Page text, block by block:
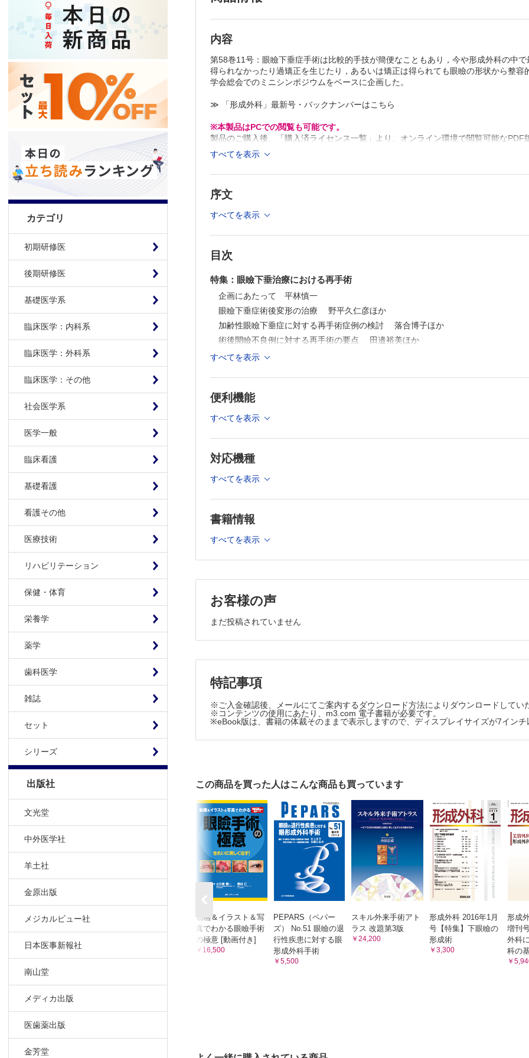
カテゴリ
初期研修医
後期研修医
基礎医学系
臨床医学：内科系
臨床医学：外科系
臨床医学：その他
社会医学系
医学一般
臨床看護
基礎看護
看護その他
医療技術
リハビリテーション
保健・体育
栄養学
薬学
歯科医学
雑誌
セット
シリーズ
出版社
文光堂
中外医学社
羊土社
金原出版
メジカルビュー社
日本医事新報社
南山堂
メディカ出版
医歯薬出版
金芳堂
内容
第58巻11号：眼瞼下垂症手術は比較的手技が簡便なこともあり，今や形成外科の中
得られなかったり過矯正を生じたり，あるいは矯正は得られても眼瞼の形状から整
学会総会でのミニシンポジウムをベースに企画した。
≫ 「形成外科」最新号・バックナンバーはこちら
※本製品はPCでの閲覧も可能です。
製品のご購入後、「購入済ライセンス一覧」より、オンライン環境で閲覧可能なPDF
推奨ブラウザ： Firefox 最新版 / Google Chrome 最新版 / Safari 最新版
すべてを表示
序文
すべてを表示
目次
特集：眼瞼下垂治療における再手術
企画にあたって 平林慎一
眼瞼下垂症術後変形の治療 野平久仁彦ほか
加齢性眼瞼下垂症に対する再手術症例の検討 落合博子ほか
術後開瞼不良例に対する再手術の要点 田邉裕美ほか
眼瞼下垂再手術の傾向とその対策 権太浩一ほか
眼瞼形成術後整容的改善手法としての眼瞼下垂手術 湯田竜司ほか
連載：形成外科NEXT─次世代の本音─
(11)兵庫医科大学 形成外科学講座 垣淵正男
原著
単回使用陰圧創傷治療システムを用いた局所陰圧閉鎖療法 柴田 大ほか
症例
被髪頭部に発生した基底細胞癌の5例 上田実幸ほか
1歳男児の下顎に発生したcentral giant cell granulomaの1例 千田大貴ほか
工夫
静脈可視化装置による下肢静脈瘤の簡易評価 伊藤 理ほか
すべてを表示
便利機能
すべてを表示
対応機種
すべてを表示
書籍情報
すべてを表示
お客様の声
まだ投稿されていません
特記事項
※ご入金確認後、メールにてご案内するダウンロード方法によりダウンロードしてい
※コンテンツの使用にあたり、m3.com 電子書籍が必要です。
※eBook版は、書籍の体裁そのままで表示しますので、ディスプレイサイズが7インチ
この商品を買った人はこんな商品も買っています
動画＆イラスト＆写
真でわかる眼瞼手術
の極意 [動画付き]
￥16,500
PEPARS（ペパー
ズ） No.51 眼瞼の退
行性疾患に対する眼
形成外科手術
￥5,500
スキル外来手術アト
ラス 改題第3版
￥24,200
形成外科 2016年1月
号【特集】下眼瞼の
形成術
￥3,300
形成
増刊
外科
科の
￥